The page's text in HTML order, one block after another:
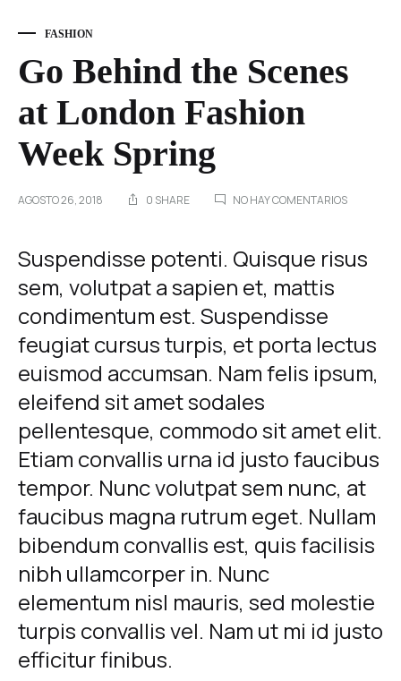
FASHION
Go Behind the Scenes
at London Fashion
Week Spring
AGOSTO 26, 2018 0 SHARE NO HAY COMENTARIOSEN
SCENES
SPRING
Go
Behind
the
Scenes
at
London
Fashion
Week
Spring
AGOSTO
26,
2018
Suspendisse potenti. Quisque risus
sem, volutpat a sapien et, mattis
condimentum est. Suspendisse
feugiat cursus turpis, et porta lectus
euismod accumsan. Nam felis ipsum,
eleifend sit amet sodales
pellentesque, commodo sit amet elit.
Etiam convallis urna id justo faucibus
tempor. Nunc volutpat sem nunc, at
faucibus magna rutrum eget. Nullam
bibendum convallis est, quis facilisis
nibh ullamcorper in. Nunc
elementum nisl mauris, sed molestie
turpis convallis vel. Nam ut mi id justo
efficitur finibus.